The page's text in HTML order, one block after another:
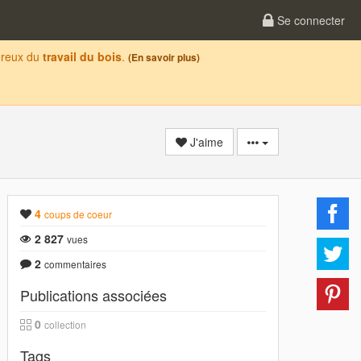
Se connecter
du travail du bois. (En savoir plus)
J'aime
4 coups de coeur
2 827 vues
2 commentaires
Publications associées
0 collection
Tags